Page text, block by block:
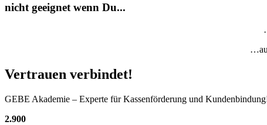
nicht geeignet wenn Du...
Vertrauen verbindet!
GEBE Akademie – Experte für Kassenförderung und
2.900